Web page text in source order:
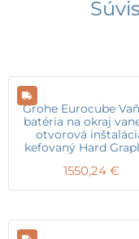
Grohe Eurocube
batéria na okraj
otvorová
kefovaný Hard
1550,24 €